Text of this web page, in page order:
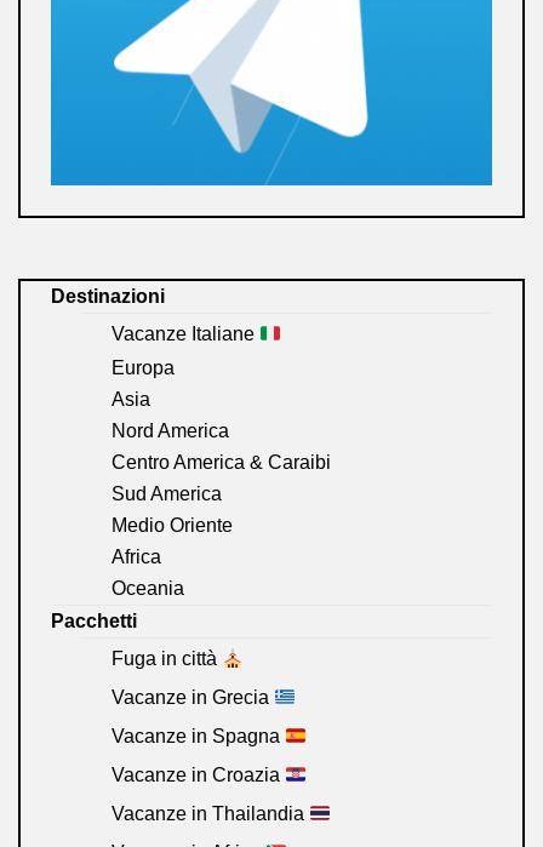
Destinazioni
Vacanze Italiane
Europa
Asia
Nord America
Centro America & Caraibi
Sud America
Medio Oriente
Africa
Oceania
Pacchetti
Fuga in città
Vacanze in Grecia
Vacanze in Spagna
Vacanze in Croazia
Vacanze in Thailandia